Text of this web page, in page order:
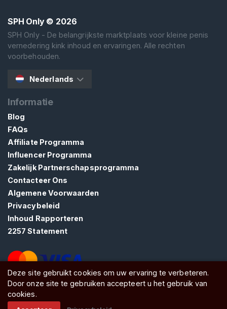
SPH Only© 2026
SPH Only - De belangrijkste marktplaats voor kleine penis
vernedering kink inhoud en ervaringen. Alle rechten
voorbehouden.
Nederlands
Informatie
Blog
FAQs
Affiliate Programma
Influencer Programma
Zakelijk Partnerschapsprogramma
Contacteer Ons
Algemene Voorwaarden
Privacybeleid
Inhoud Rapporteren
2257 Statement
ATW Ltd, Essex, SS0 7EU, United Kingdom
Deze site gebruikt cookies om uw ervaring te verbeteren.
Door onze site te gebruiken accepteert u het gebruik van
cookies.
Z
O
E
C
o
n
t
a
c
t
O
n
d
e
r